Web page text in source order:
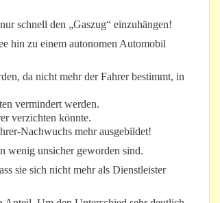
schnell den „Gaszug“ einzuhängen!
hin zu einem autonomen Automobil
da nicht mehr der Fahrer bestimmt, in
vermindert werden.
verzichten könnte.
Nachwuchs mehr ausgebildet!
wenig unsicher geworden sind.
sie sich nicht mehr als Dienstleister